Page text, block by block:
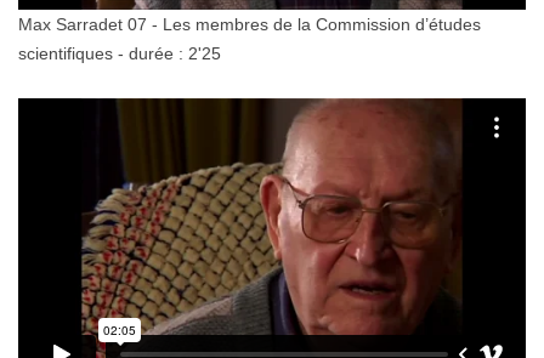
Max Sarradet 07 - Les membres de la Commission d’études
scientifiques - durée : 2'25